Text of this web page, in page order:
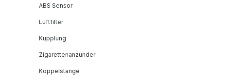
ABS Sensor
Luftfilter
Kupplung
Zigarettenanzünder
Koppelstange